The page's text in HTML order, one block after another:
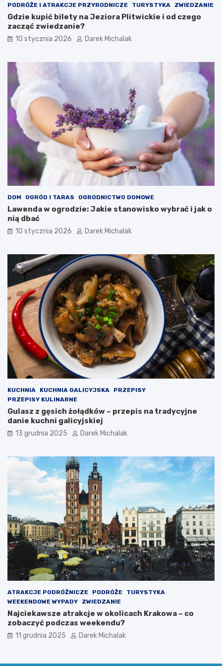
z
y
w
p
ł
w
a
n
a
s
e
z
d
r
o
w
p
s
y
c
e
a
s
c
y
n
j
c
y
p
t
k
z
n
a
n
y
k
o
z
i
o
ś
ć
w
P
o
s
c
PODRÓŻE I ATRAKCJE PRZYRODNICZE
TURYSTYKA ZWIEDZANIE
Gdzie kupić bilety na Jeziora Plitwickie i od czego
zacząć zwiedzanie?
10 stycznia 2026 Darek Michalak
DOM OGRÓD I TARAS OGRODNICTWO DOMOWE
Lawenda w ogrodzie: Jakie stanowisko wybrać i jak o
nią dbać
10 stycznia 2026 Darek Michalak
KUCHNIA KUCHNIA GALICYJSKA
PRZEPISY
PRZEPISY KULINARNE
Gulasz z gęsich żołądków – przepis na tradycyjne
danie kuchni galicyjskiej
13 grudnia 2025 Darek Michalak
ATRAKCJE PODRÓŻNICZE PODRÓŻE
TURYSTYKA
WEEKENDOWE WYPADY
ZWIEDZANIE
Najciekawsze atrakcje w okolicach Krakowa – co
zobaczyć podczas weekendu?
11 grudnia 2025 Darek Michalak